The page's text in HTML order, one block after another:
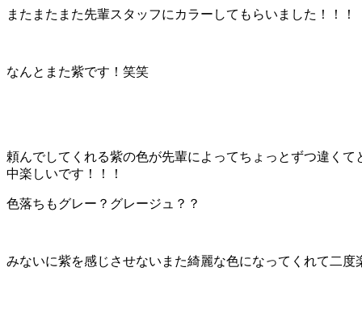
またまたまた先輩スタッフにカラーしてもらいました！！！
なんとまた紫です！笑笑
頼んでしてくれる紫の色が先輩によってちょっとずつ違くて
中楽しいです！！！
色落ちもグレー？グレージュ？？
みないに紫を感じさせないまた綺麗な色になってくれて二度